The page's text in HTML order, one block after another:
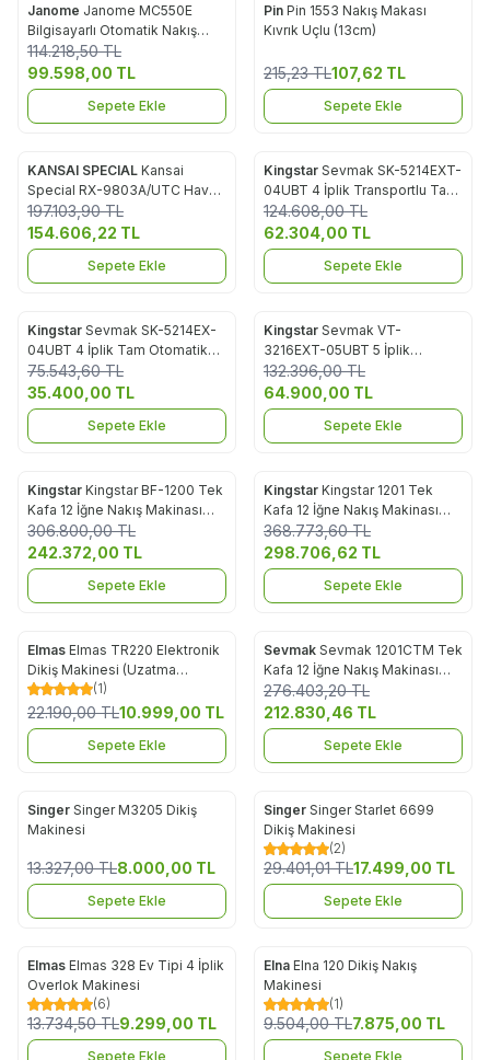
%13
Favorilere Ekle
Janome Janome MC550E
Bilgisayarlı Otomatik Nakış
Makinesi
114.218,50TL
99.598,00 TL
Sepete Ekle
%50
Favorilere Ekle
Pin Pin 1553 Nakış Makası
Kıvrık Uçlu (13cm)
215,23TL107,62 TL
Sepete Ekle
%22
Favorilere Ekle
KANSAI SPECIAL Kansai
Special RX-9803A/UTC Havalı
İplik Kesicili Burunlu Reçme
Makinası
197.103,90TL
154.606,22 TL
Sepete Ekle
Yeni
% 50
Favorilere Ekle
Kingstar Sevmak SK-5214EXT-
04UBT 4 İplik Transportlu Tam
Otomatik Akıllı İplik Kesicili
Overlok Makinası
124.608,00TL
62.304,00 TL
Sepete Ekle
%53
Favorilere Ekle
Kingstar Sevmak SK-5214EX-
04UBT 4 İplik Tam Otomatik
Akıllı İplik Kesicili Overlok
Makinası
75.543,60TL
35.400,00 TL
Sepete Ekle
Yeni
%51
Favorilere Ekle
Kingstar Sevmak VT-
3216EXT-05UBT 5 İplik
Transportlu Tam Otomatik
Akıllı İplik Kesicili Overlok
Makinası
132.396,00TL
64.900,00 TL
Sepete Ekle
Yeni
%21
Favorilere Ekle
Kingstar Kingstar BF-1200 Tek
Kafa 12 İğne Nakış Makinası
(36x20cm)
306.800,00TL
242.372,00 TL
Sepete Ekle
Yeni
%19
Favorilere Ekle
Kingstar Kingstar 1201 Tek
Kafa 12 İğne Nakış Makinası
(51x35cm)
368.773,60TL
298.706,62 TL
Sepete Ekle
%50
Favorilere Ekle
Elmas Elmas TR220 Elektronik
Dikiş Makinesi (Uzatma
Tablalı)- Mor
(1)
22.190,00TL10.999,00 TL
Sepete Ekle
Yeni
%23
Favorilere Ekle
Sevmak Sevmak 1201CTM Tek
Kafa 12 İğne Nakış Makinası
(30x20cm)
276.403,20TL
212.830,46 TL
Sepete Ekle
%40
Favorilere Ekle
Singer Singer M3205 Dikiş
Makinesi
13.327,00TL8.000,00 TL
Sepete Ekle
%40
Favorilere Ekle
Singer Singer Starlet 6699
Dikiş Makinesi
(2)
29.401,01TL17.499,00 TL
Sepete Ekle
%32
Favorilere Ekle
Elmas Elmas 328 Ev Tipi 4 İplik
Overlok Makinesi
(6)
13.734,50TL9.299,00 TL
Sepete Ekle
%17
Favorilere Ekle
Elna Elna 120 Dikiş Nakış
Makinesi
(1)
9.504,00TL7.875,00 TL
Sepete Ekle